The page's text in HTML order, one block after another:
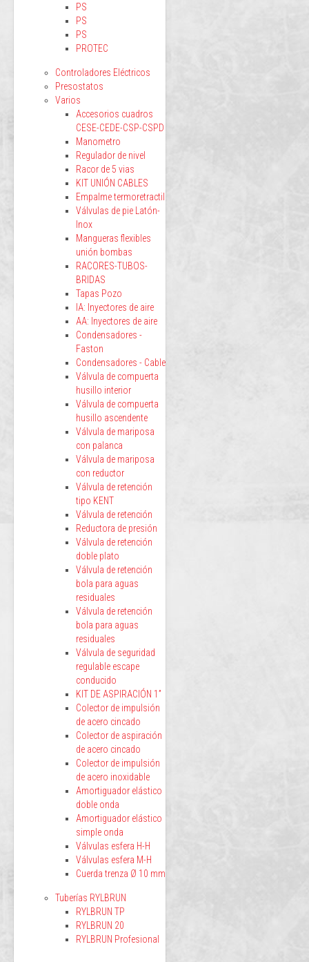
PS
PS
PS
PROTEC
Controladores Eléctricos
Presostatos
Varios
Accesorios cuadros
CESE-CEDE-CSP-CSPD
Manometro
Regulador de nivel
Racor de 5 vias
KIT UNIÓN CABLES
Empalme termoretractil
Válvulas de pie Latón-
Inox
Mangueras flexibles
unión bombas
RACORES-TUBOS-
BRIDAS
Tapas Pozo
IA: Inyectores de aire
AA: Inyectores de aire
Condensadores -
Faston
Condensadores - Cable
Válvula de compuerta
husillo interior
Válvula de compuerta
husillo ascendente
Válvula de mariposa
con palanca
Válvula de mariposa
con reductor
Válvula de retención
tipo KENT
Válvula de retención
Reductora de presión
Válvula de retención
doble plato
Válvula de retención
bola para aguas
residuales
Válvula de retención
bola para aguas
residuales
Válvula de seguridad
regulable escape
conducido
KIT DE ASPIRACIÓN 1”
Colector de impulsión
de acero cincado
Colector de aspiración
de acero cincado
Colector de impulsión
de acero inoxidable
Amortiguador elástico
doble onda
Amortiguador elástico
simple onda
Válvulas esfera H-H
Válvulas esfera M-H
Cuerda trenza Ø 10 mm
Tuberías RYLBRUN
RYLBRUN TP
RYLBRUN 20
RYLBRUN Profesional